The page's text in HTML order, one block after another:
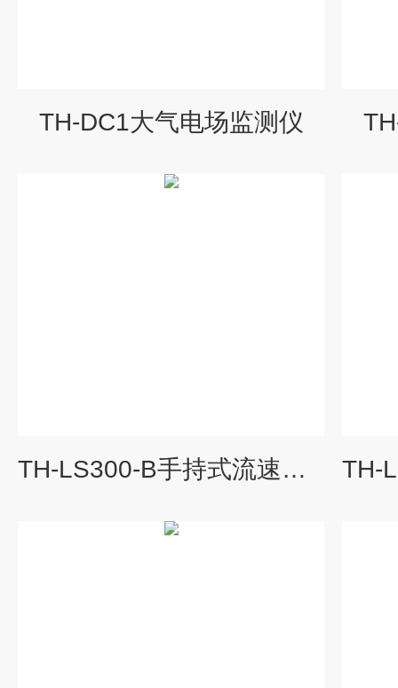
TH-DC1大气电场监测仪
TH-LS300-B手持式流速流量仪